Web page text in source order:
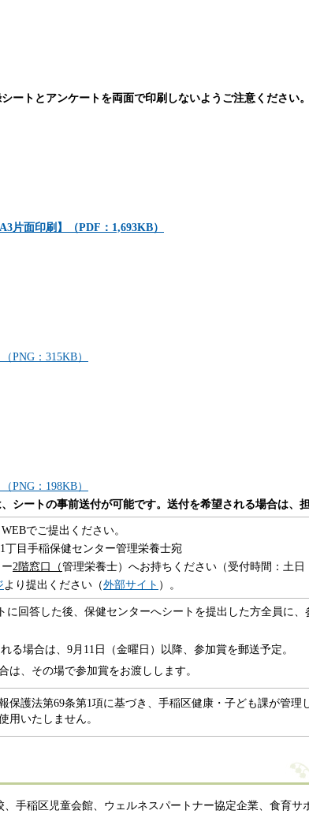
ートとアンケートを両面で印刷しないようご注意ください
片面印刷】（PDF：1,693KB）
PNG：315KB）
PNG：198KB）
シートの事前送付が可能です。送付を希望される場合は、
でご提出ください。
丁目手稲保健センター管理栄養士宛
2階窓口（管理栄養士）へお持ちください（受付時間：土日
より提出ください（外部サイト ）。
に回答した後、保健センターへシートを提出した方全員に
る場合は、9月11日（金曜日）以降、参加賞を郵送予定。
は、その場で参加賞をお渡しします。
保護法第69条第1項に基づき、手稲区健康・子ども課が管理
用いたしません。
手稲区児童会館、ウェルネスパートナー協定企業、食育サ